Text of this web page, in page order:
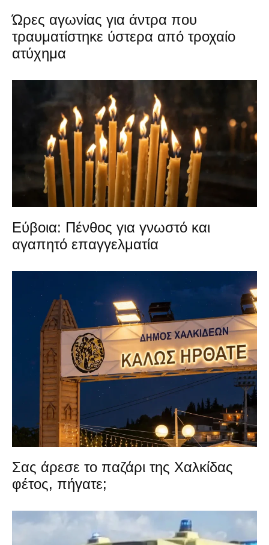
Ώρες αγωνίας για άντρα που
τραυματίστηκε ύστερα από τροχαίο
ατύχημα
Εύβοια: Πένθος για γνωστό και
αγαπητό επαγγελματία
Σας άρεσε το παζάρι της Χαλκίδας
φέτος, πήγατε;